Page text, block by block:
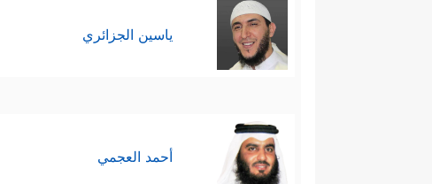
ياسين الجزائري
أحمد العجمي